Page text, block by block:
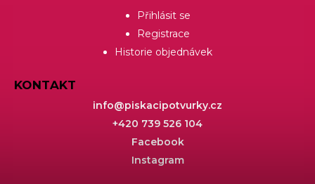
Přihlásit se
Registrace
Historie objednávek
KONTAKT
info@piskacipotvurky.cz
+420 739 526 104
Facebook
Instagram